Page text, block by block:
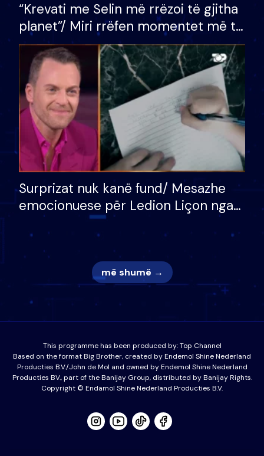
“Krevati me Selin më rrëzoi të gjitha
planet”/ Miri rrëfen momentet më të
bukura në shtëpinë e BB VIP: Do më
mungojë zilja e mëngjesit kur…
Surprizat nuk kanë fund/ Mesazhe
emocionuese për Ledion Liçon nga
nëna dhe fëmijët e tij, moderatori
nuk i mban dot lotët: Nuk meritoj…
më shumë →
This programme has been produced by:Top Channel
Based on the format Big Brother, created by Endemol Shine Nederland
Producties B.V./John de Mol and owned by Endemol Shine Nederland
Producties BV., part of the Banijay Group, distributed by Banijay Rights.
Copyright © Endamol Shine Nederland Producties B.V.